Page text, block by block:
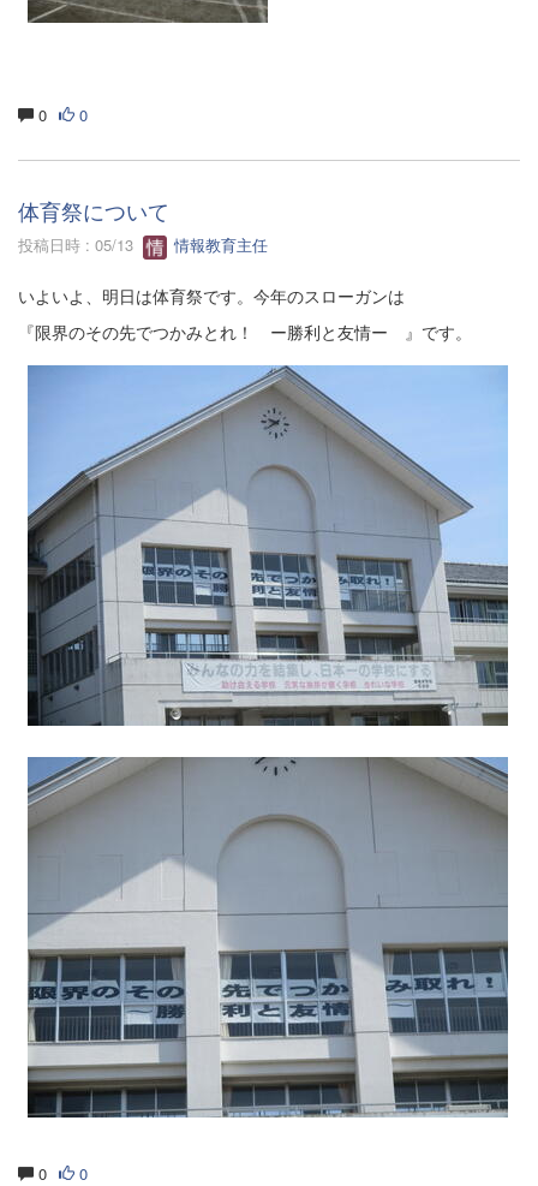
0 0
体育祭について
投稿日時 : 05/13 情報教育主任
いよいよ、明日は体育祭です。今年のスローガンは
『限界のその先でつかみとれ！ ー勝利と友情ー 』です。
0 0